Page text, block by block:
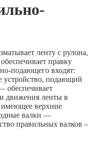
ленту с рулона,
правку
подающего входят:
устройство, подающий
обеспечивает
движения ленты в
имеющее верхние
валки —
правильных валков –